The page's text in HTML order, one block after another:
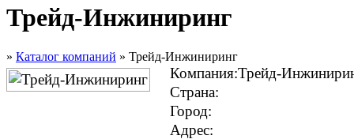
Трейд-Инжиниринг
» Каталог компаний » Трейд-Инжиниринг
Компания:Трейд-
Страна:
Город:
Адрес: